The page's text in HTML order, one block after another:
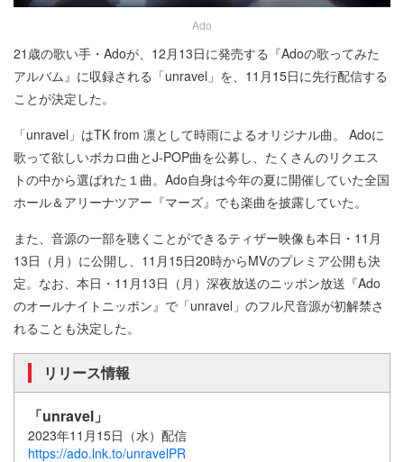
Ado
21歳の歌い手・Adoが、12月13日に発売する『Adoの歌ってみた
アルバム』に収録される「unravel」を、11月15日に先行配信する
ことが決定した。
「unravel」はTK from 凛として時雨によるオリジナル曲。 Adoに
歌って欲しいボカロ曲とJ-POP曲を公募し、たくさんのリクエス
トの中から選ばれた１曲。Ado自身は今年の夏に開催していた全国
ホール＆アリーナツアー『マーズ』でも楽曲を披露していた。
また、音源の一部を聴くことができるティザー映像も本日・11月
13日（月）に公開し、11月15日20時からMVのプレミア公開も決
定。なお、本日・11月13日（月）深夜放送のニッポン放送『Ado
のオールナイトニッポン』で「unravel」のフル尺音源が初解禁さ
れることも決定した。
リリース情報
「unravel」
2023年11月15日（水）配信
https://ado.lnk.to/unravelPR